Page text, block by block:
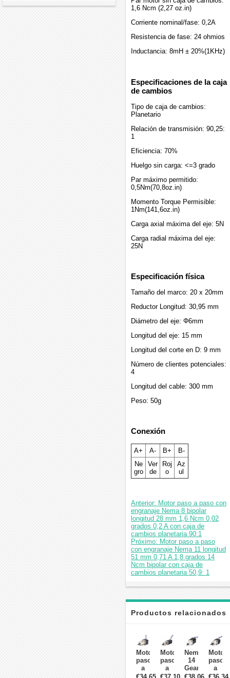
1,6 Ncm (2,27 oz.in)
Corriente nominal/fase: 0,2A
Resistencia de fase: 24 ohmios
Inductancia: 8mH ± 20%(1KHz)
Especificaciones de la caja
de cambios
Tipo de caja de cambios:
Planetario
Relación de transmisión: 90,25:
1
Eficiencia: 70%
Huelgo sin carga: <=3 grado
Par máximo permitido:
0,5Nm(70,8oz.in)
Momento Torque Permisible:
1Nm(141,6oz.in)
Carga axial máxima del eje: 5N
Carga radial máxima del eje:
25N
Especificación física
Tamaño del marco: 20 x 20mm
Reductor Longitud: 30,95 mm
Diámetro del eje: Φ6mm
Longitud del eje: 15 mm
Longitud del corte en D: 9 mm
Número de clientes potenciales:
4
Longitud del cable: 300 mm
Peso: 50g
Conexión
A+ A- B+
B-
Ne
gro
Ver
de
Roj
o
Az
ul
Anterior: Motor paso a paso con
engranaje Nema 8 bipolar
longitud 28 mm 1,6 Ncm 0,02
grados 0,2 A con caja de
cambios planetaria 90:1
Próximo: Motor paso a paso
con engranaje Nema 11 longitud
51 mm 0,71 A 1,8 grados 14
Ncm bipolar con caja de
cambios planetaria 50,9: 1
Productos relacionados
Motor
paso
a
paso
Motor
paso
a
paso
Nema
14
Gear
Stepper
Motor
paso
a
paso